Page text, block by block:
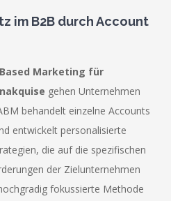
im B2B durch Account
Marketing für
gehen Unternehmen
behandelt einzelne Accounts
entwickelt personalisierte
die auf die spezifischen
der Zielunternehmen
fokussierte Methode